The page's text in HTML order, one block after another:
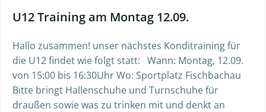
U12 Training am Montag 12.09.
Hallo zusammen! unser nächstes Konditraining für
die U12 findet wie folgt statt: Wann: Montag, 12.09.
von 15:00 bis 16:30Uhr Wo: Sportplatz Fischbachau
Bitte bringt Hallenschuhe und Turnschuhe für
draußen sowie was zu trinken mit und denkt an